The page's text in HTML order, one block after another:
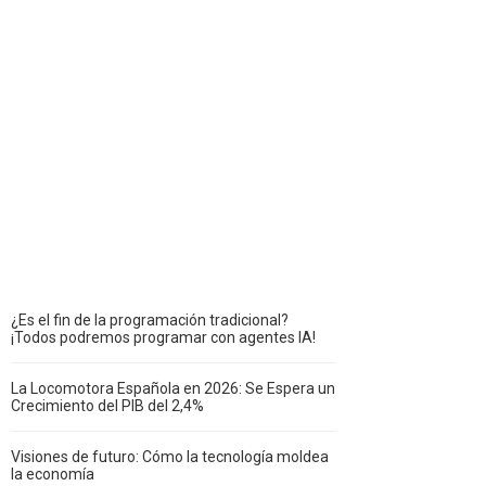
¿Es el fin de la programación tradicional?
¡Todos podremos programar con agentes IA!
La Locomotora Española en 2026: Se Espera un
Crecimiento del PIB del 2,4%
Visiones de futuro: Cómo la tecnología moldea
la economía